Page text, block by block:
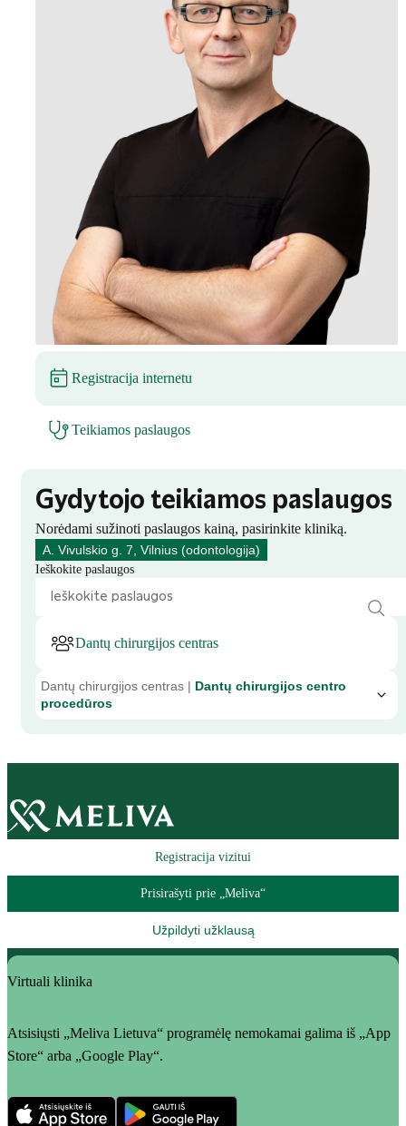
Registracija internetu
Teikiamos paslaugos
Gydytojo teikiamos paslaugos
Norėdami sužinoti paslaugos kainą, pasirinkite kliniką.
A. Vivulskio g. 7, Vilnius (odontologija)
Ieškokite paslaugos
Dantų chirurgijos centras
Dantų chirurgijos centras | Dantų chirurgijos centro
procedūros
Registracija vizitui
Prisirašyti prie „Meliva“
Užpildyti užklausą
Virtuali klinika
Atsisiųsti „Meliva Lietuva“ programėlę nemokamai galima iš „App
Store“ arba „Google Play“.